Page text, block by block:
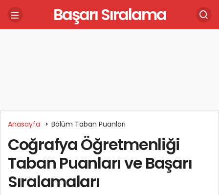
Başarı Sıralama
Anasayfa Bölüm Taban Puanları
Coğrafya Öğretmenliği
Taban Puanları ve Başarı
Sıralamaları